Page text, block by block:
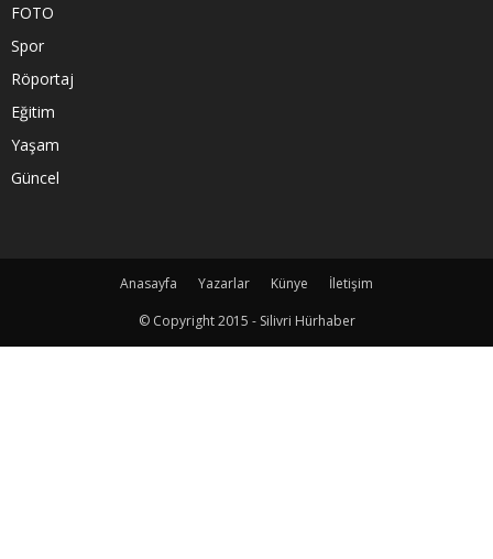
FOTO
Spor
Röportaj
Eğitim
Yaşam
Güncel
Anasayfa Yazarlar Künye
İletişim
© Copyright 2015 - Silivri Hürhaber